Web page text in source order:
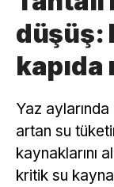
düşüş:
kapıda
Yaz aylarında
artan su
kaynaklarını
kritik su